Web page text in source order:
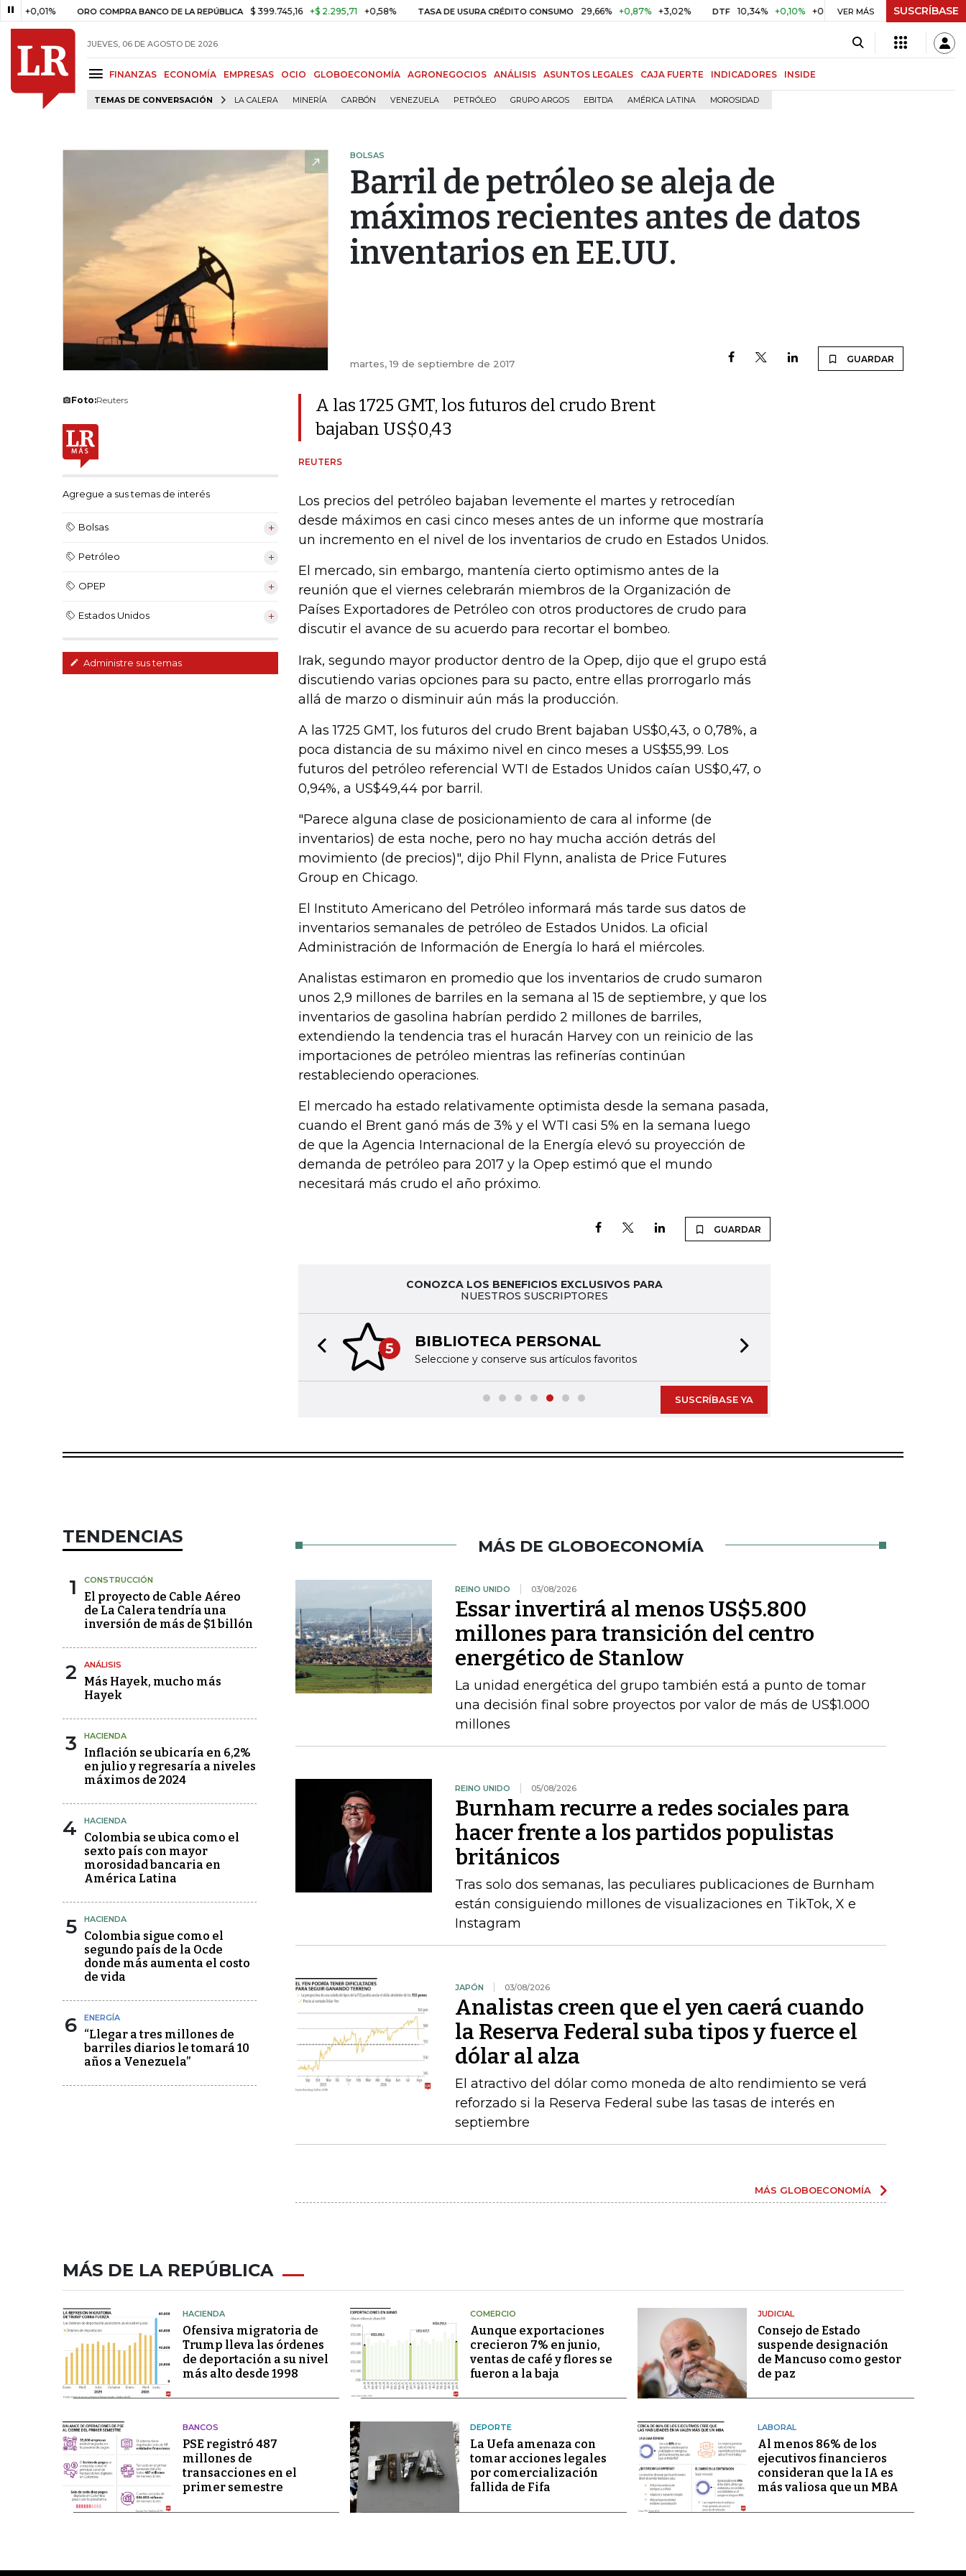
ORO COMPRA BANCO DE LA REPÚBLICA $ 399.745,16 +$ 2.295,71 +0,58% TASA DE USURA CRÉDITO CONSUMO 29,66% +0,87% +3,02% DTF 10,34% +0,10% +0,98% UVR $ 416,86 +$ 0,05 +0,01%
VER MÁS SUSCRÍBASE
JUEVES, 06 DE AGOSTO DE 2026
FINANZAS ECONOMÍA EMPRESAS OCIO GLOBOECONOMÍA AGRONEGOCIOS ANÁLISIS ASUNTOS LEGALES CAJA FUERTE INDICADORES INSIDE
TEMAS DE CONVERSACIÓN LA CALERA MINERÍA CARBÓN VENEZUELA PETRÓLEO GRUPO ARGOS EBITDA AMÉRICA LATINA MOROSIDAD
BOLSAS
Barril de petróleo se aleja de
máximos recientes antes de datos
inventarios en EE.UU.
martes, 19 de septiembre de 2017 GUARDAR
Foto:Reuters
Agregue a sus temas de interés
Bolsas
Petróleo
OPEP
Estados Unidos
Administre sus temas
A las 1725 GMT, los futuros del crudo Brent
bajaban US$0,43
REUTERS
Los precios del petróleo bajaban levemente el martes y retrocedían
desde máximos en casi cinco meses antes de un informe que mostraría
un incremento en el nivel de los inventarios de crudo en Estados Unidos.
El mercado, sin embargo, mantenía cierto optimismo antes de la
reunión que el viernes celebrarán miembros de la Organización de
Países Exportadores de Petróleo con otros productores de crudo para
discutir el avance de su acuerdo para recortar el bombeo.
Irak, segundo mayor productor dentro de la Opep, dijo que el grupo está
discutiendo varias opciones para su pacto, entre ellas prorrogarlo más
allá de marzo o disminuir aún más la producción.
A las 1725 GMT, los futuros del crudo Brent bajaban US$0,43, o 0,78%, a
poca distancia de su máximo nivel en cinco meses a US$55,99. Los
futuros del petróleo referencial WTI de Estados Unidos caían US$0,47, o
0,94%, a US$49,44 por barril.
"Parece alguna clase de posicionamiento de cara al informe (de
inventarios) de esta noche, pero no hay mucha acción detrás del
movimiento (de precios)", dijo Phil Flynn, analista de Price Futures
Group en Chicago.
El Instituto Americano del Petróleo informará más tarde sus datos de
inventarios semanales de petróleo de Estados Unidos. La oficial
Administración de Información de Energía lo hará el miércoles.
Analistas estimaron en promedio que los inventarios de crudo sumaron
unos 2,9 millones de barriles en la semana al 15 de septiembre, y que los
inventarios de gasolina habrían perdido 2 millones de barriles,
extendiendo la tendencia tras el huracán Harvey con un reinicio de las
importaciones de petróleo mientras las refinerías continúan
restableciendo operaciones.
El mercado ha estado relativamente optimista desde la semana pasada,
cuando el Brent ganó más de 3% y el WTI casi 5% en la semana luego
de que la Agencia Internacional de la Energía elevó su proyección de
demanda de petróleo para 2017 y la Opep estimó que el mundo
necesitará más crudo el año próximo.
GUARDAR
CONOZCA LOS BENEFICIOS EXCLUSIVOS PARA
NUESTROS SUSCRIPTORES
5 BIBLIOTECA PERSONAL
Seleccione y conserve sus artículos favoritos
Previous slide
SUSCRÍBASE YA
TENDENCIAS
1 CONSTRUCCIÓN
El proyecto de Cable Aéreo
de La Calera tendría una
inversión de más de $1 billón
2 ANÁLISIS
Más Hayek, mucho más
Hayek
3 HACIENDA
Inflación se ubicaría en 6,2%
en julio y regresaría a niveles
máximos de 2024
4 HACIENDA
Colombia se ubica como el
sexto país con mayor
morosidad bancaria en
América Latina
5 HACIENDA
Colombia sigue como el
segundo país de la Ocde
donde más aumenta el costo
de vida
6 ENERGÍA
“Llegar a tres millones de
barriles diarios le tomará 10
años a Venezuela”
MÁS DE GLOBOECONOMÍA
REINO UNIDO 03/08/2026
Essar invertirá al menos US$5.800
millones para transición del centro
energético de Stanlow
La unidad energética del grupo también está a punto de tomar
una decisión final sobre proyectos por valor de más de US$1.000
millones
REINO UNIDO 05/08/2026
Burnham recurre a redes sociales para
hacer frente a los partidos populistas
británicos
Tras solo dos semanas, las peculiares publicaciones de Burnham
están consiguiendo millones de visualizaciones en TikTok, X e
Instagram
JAPÓN 03/08/2026
Analistas creen que el yen caerá cuando
la Reserva Federal suba tipos y fuerce el
dólar al alza
El atractivo del dólar como moneda de alto rendimiento se verá
reforzado si la Reserva Federal sube las tasas de interés en
septiembre
MÁS GLOBOECONOMÍA
MÁS DE LA REPÚBLICA
HACIENDA
Ofensiva migratoria de
Trump lleva las órdenes
de deportación a su nivel
más alto desde 1998
COMERCIO
Aunque exportaciones
crecieron 7% en junio,
ventas de café y flores se
fueron a la baja
JUDICIAL
Consejo de Estado
suspende designación
de Mancuso como gestor
de paz
BANCOS
PSE registró 487
millones de
transacciones en el
primer semestre
DEPORTE
La Uefa amenaza con
tomar acciones legales
por comercialización
fallida de Fifa
LABORAL
Al menos 86% de los
ejecutivos financieros
consideran que la IA es
más valiosa que un MBA